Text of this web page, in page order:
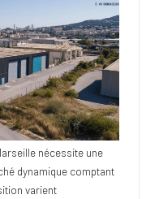
nécessite une
dynamique comptant
varient